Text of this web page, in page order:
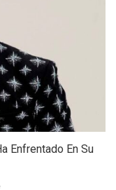
Enfrentado En Su